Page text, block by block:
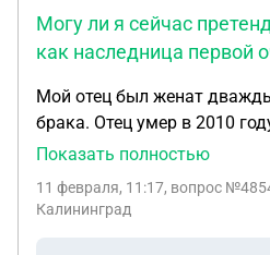
Могу ли я сейчас
как наследница первой
Мой отец был женат
брака. Отец умер в 2010
не знала о его смерти:
беременна была также
Показать полностью
11 февраля, 11:17, вопрос
Калининград